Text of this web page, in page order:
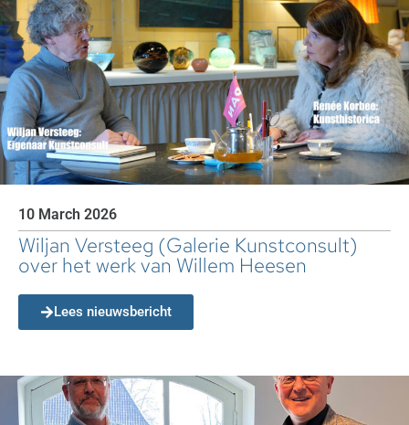
10 March 2026
Wiljan Versteeg (Galerie Kunstconsult)
over het werk van Willem Heesen
Lees nieuwsbericht